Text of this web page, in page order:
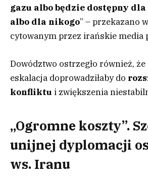
gazu albo będzie dostępny
albo dla nikogo” – przekazano
cytowanym przez irańskie media
Dowództwo ostrzegło również,
eskalacja doprowadziłaby do
konfliktu i zwiększenia
„Ogromne koszty”.
unijnej dyplomacji
ws. Iranu